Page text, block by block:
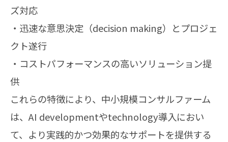
ズ対応
・迅速な意思決定（decision making）とプロジェ
クト遂行
・コストパフォーマンスの高いソリューション提
供
これらの特徴により、中小規模コンサルファーム
は、AI developmentやtechnology導入におい
て、より実践的かつ効果的なサポートを提供する